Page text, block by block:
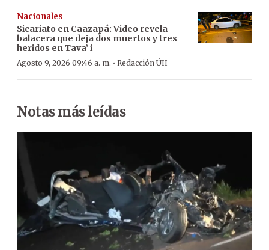
Nacionales
Sicariato en Caazapá: Video revela
balacera que deja dos muertos y tres
heridos en Tava’ i
Agosto 9, 2026 09:46 a. m. · Redacción ÚH
Notas más leídas